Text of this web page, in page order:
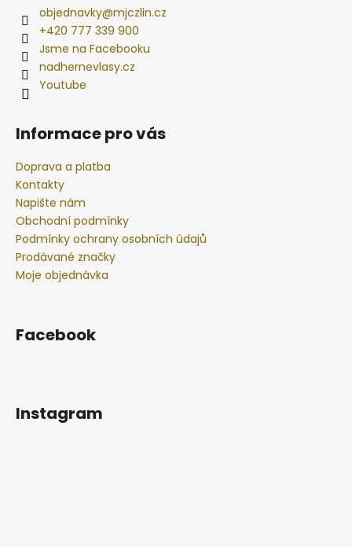
objednavky@mjczlin.cz
+420 777 339 900
Jsme na Facebooku
nadhernevlasy.cz
Youtube
Informace pro vás
Doprava a platba
Kontakty
Napište nám
Obchodní podmínky
Podmínky ochrany osobních údajů
Prodávané značky
Moje objednávka
Facebook
Instagram